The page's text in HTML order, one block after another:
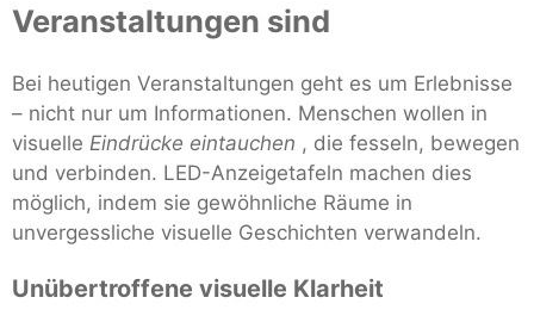
Veranstaltungen sind
Bei heutigen Veranstaltungen geht es um Erlebnisse
– nicht nur um Informationen. Menschen wollen in
visuelle Eindrücke eintauchen , die fesseln, bewegen
und verbinden. LED-Anzeigetafeln machen dies
möglich, indem sie gewöhnliche Räume in
unvergessliche visuelle Geschichten verwandeln.
Unübertroffene visuelle Klarheit